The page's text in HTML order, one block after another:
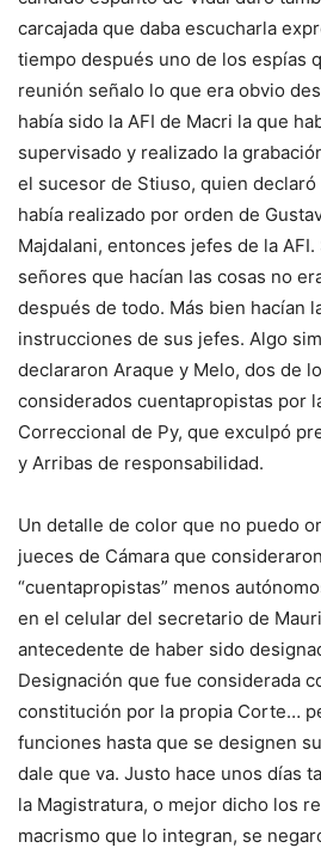
carcajada que daba escucharla
tiempo después uno de los espías
reunión señalo lo que era obvio
había sido la AFI de Macri la que
supervisado y realizado la
el sucesor de Stiuso, quien
había realizado por orden de
Majdalani, entonces jefes de la
señores que hacían las cosas no
después de todo. Más bien hacían
instrucciones de sus jefes. Algo
declararon Araque y Melo, dos de
considerados cuentapropistas por
Correccional de Py, que exculpó
y Arribas de responsabilidad.
Un detalle de color que no puedo
jueces de Cámara que
“cuentapropistas” menos
en el celular del secretario de
antecedente de haber sido
Designación que fue considerada
constitución por la propia Corte…
funciones hasta que se designen
dale que va. Justo hace unos días
la Magistratura, o mejor dicho los
macrismo que lo integran, se